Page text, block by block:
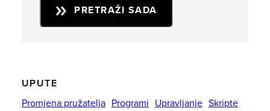
PRETRAŽI SADA
UPUTE
Promjena pružatelja Programi Upravljanje Skripte